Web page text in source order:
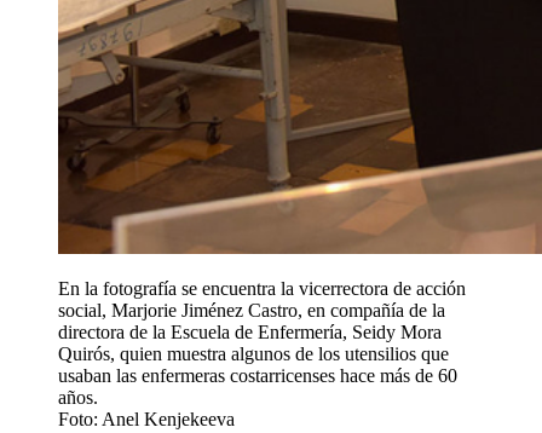
En la fotografía se encuentra la vicerrectora de acción
social, Marjorie Jiménez Castro, en compañía de la
directora de la Escuela de Enfermería, Seidy Mora
Quirós, quien muestra algunos de los utensilios que
usaban las enfermeras costarricenses hace más de 60
años.
Foto: Anel Kenjekeeva